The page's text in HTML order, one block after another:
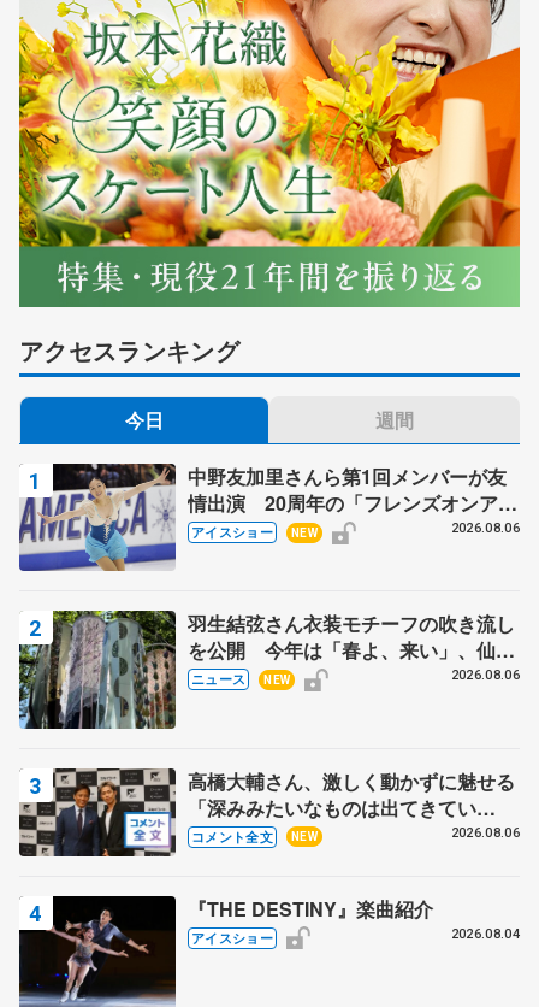
アクセスランキング
今日 週間
中野友加里さんら第1回メンバーが友
情出演 20周年の「フレンズオンアイ
ス」 宮本賢二さん、有川梨絵さん、
アイスショー NEW 2026.08.06
羽生結弦さん衣装モチーフの吹き流し
を公開 今年は「春よ、来い」、仙台
の瑞鳳殿
ニュース NEW 2026.08.06
高橋大輔さん、激しく動かずに魅せる
「深みみたいなものは出てきてい
る？」 〝兄さん〟と慕うレジェンド
コメント全文 NEW 2026.08.06
『THE DESTINY』楽曲紹介
アイスショー 2026.08.04